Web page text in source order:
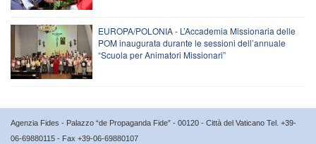
EUROPA/POLONIA - L’Accademia Missionaria delle
POM inaugurata durante le sessioni dell’annuale
“Scuola per Animatori Missionari”
Agenzia Fides - Palazzo “de Propaganda Fide” - 00120 - Città del Vaticano Tel. +39-
06-69880115 - Fax +39-06-69880107